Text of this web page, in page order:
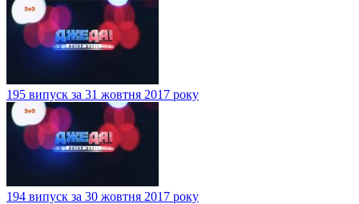
195 випуск за 31 жовтня 2017 року
194 випуск за 30 жовтня 2017 року